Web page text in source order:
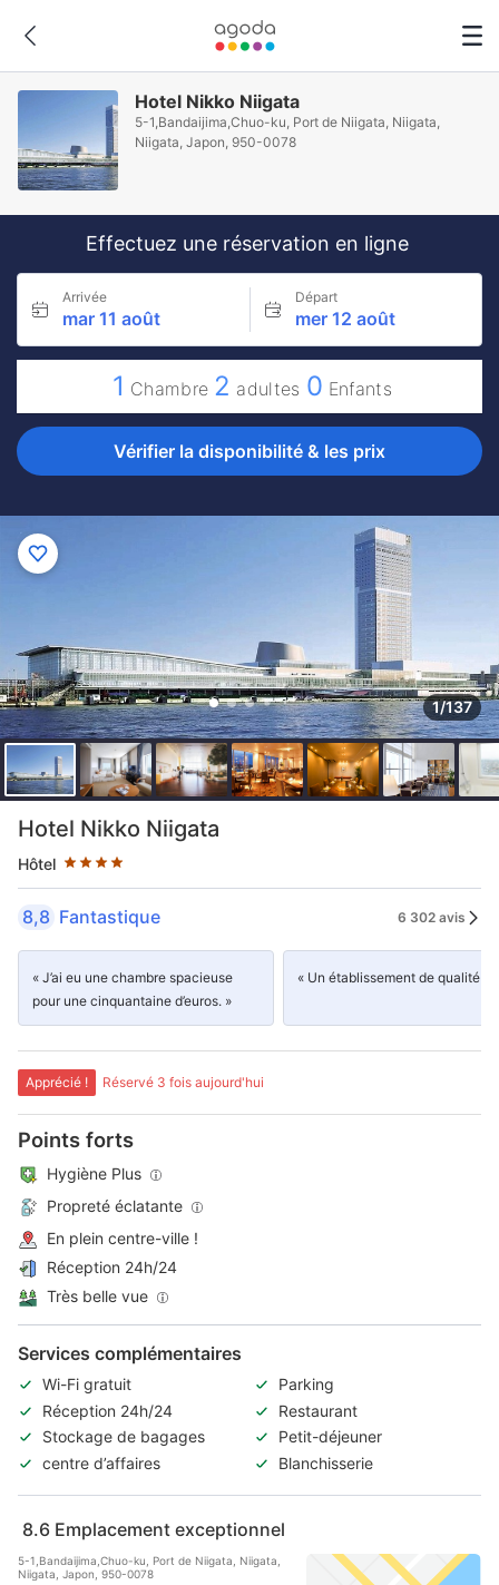
Hotel Nikko Niigata
5-1,Bandaijima,Chuo-ku, Port de Niigata, Niigata,
Niigata, Japon, 950-0078
Effectuez une réservation en ligne
Arrivée
mar 11 août
Départ
mer 12 août
1 Chambre 2 adultes 0 Enfants
Vérifier la disponibilité & les prix
1/137
Hotel Nikko Niigata
Hôtel
4 étoiles au classement par étoile
8,8 Fantastique 6 302 avis
« J’ai eu une chambre spacieuse
pour une cinquantaine d’euros. »
« Un établissement de qualité »
Apprécié ! Réservé 3 fois aujourd'hui
Points forts
Hygiène Plus
Propreté éclatante
En plein centre-ville !
Réception 24h/24
Très belle vue
Services complémentaires
Wi-Fi gratuit
Parking
Réception 24h/24
Restaurant
Stockage de bagages
Petit-déjeuner
centre d’affaires
Blanchisserie
8.6 Emplacement exceptionnel
5-1,Bandaijima,Chuo-ku, Port de Niigata, Niigata,
Niigata, Japon, 950-0078